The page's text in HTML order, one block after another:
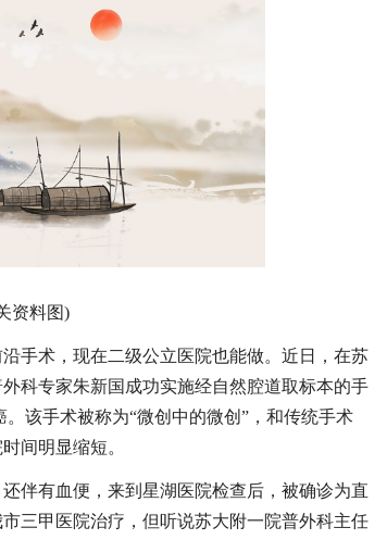
资料图)
手术，现在二级公立医院也能做。近日，在苏
科专家朱新国成功实施经自然腔道取标本的手
该手术被称为“微创中的微创”，和传统手术
间明显缩短。
伴有血便，来到星湖医院检查后，被确诊为直
三甲医院治疗，但听说苏大附一院普外科主任